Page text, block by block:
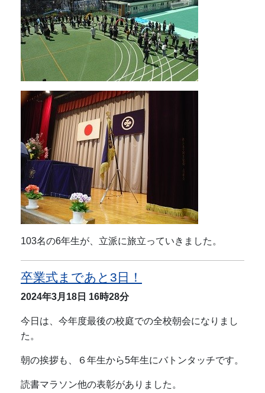
103名の6年生が、立派に旅立っていきました。
卒業式まであと3日！
2024年3月18日 16時28分
今日は、今年度最後の校庭での全校朝会になりまし
た。
朝の挨拶も、６年生から5年生にバトンタッチです。
読書マラソン他の表彰がありました。